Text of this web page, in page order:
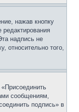
нажав кнопку
надпись не
относительно того,
сообщениям,
подпись» в